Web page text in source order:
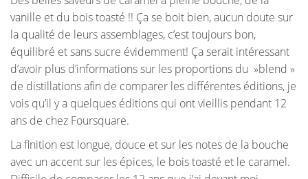
vanille et du bois toasté !! Ça se boit bien, aucun doute sur
la qualité de leurs assemblages, c’est toujours bon,
équilibré et sans sucre évidemment! Ça serait intéressant
d’avoir plus d’informations sur les proportions du »blend »
de distillations afin de comparer les différentes éditions, je
vois qu’il y a quelques éditions qui ont vieillis pendant 12
ans de chez Foursquare.
La finition est longue, douce et sur les notes de la bouche
avec un accent sur les épices, le bois toasté et le caramel.